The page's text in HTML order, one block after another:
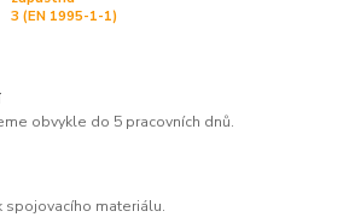
3 (EN 1995-1-1)
obvykle do 5 pracovních dnů.
spojovacího materiálu.